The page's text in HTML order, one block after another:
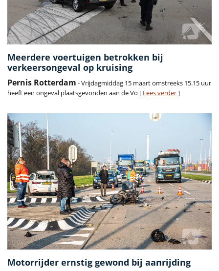
Meerdere voertuigen betrokken bij
verkeersongeval op kruising
Pernis Rotterdam - Vrijdagmiddag 15 maart omstreeks 15.15 uur
heeft een ongeval plaatsgevonden aan de Vo [ Lees verder]
Motorrijder ernstig gewond bij aanrijding